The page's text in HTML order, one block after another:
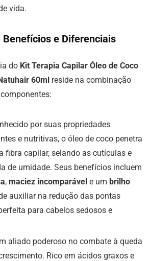
vida.
e Diferenciais
do Kit Terapia Capilar Óleo de Coco
60ml reside na combinação
por suas propriedades
e nutritivas, o óleo de coco penetra
fibra capilar, selando as cutículas e
de umidade. Seus benefícios incluem
, maciez incomparável e um brilho
auxiliar na redução das pontas
para cabelos sedosos e
aliado poderoso no combate à queda
Rico em ácidos graxos e